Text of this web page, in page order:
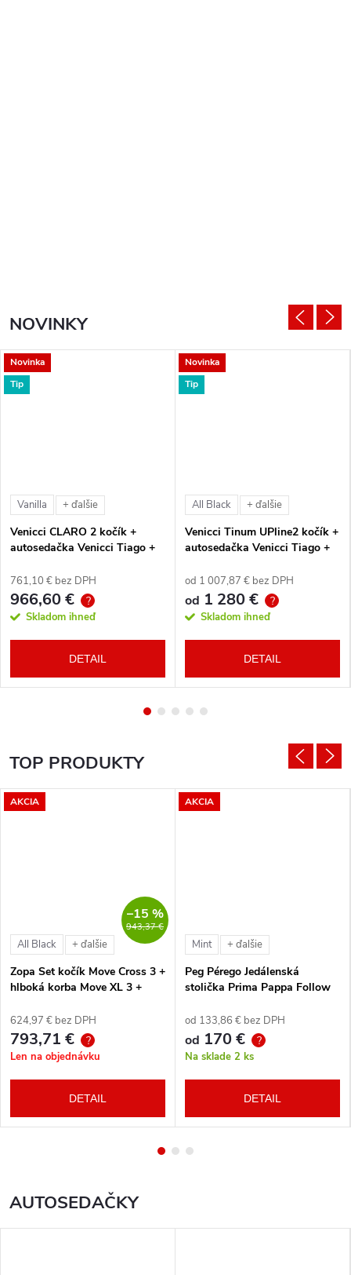
NOVINKY
Novinka
Tip
Vanilla + ďalšie
Venicci CLARO 2 kočík +
autosedačka Venicci Tiago +
761,10 € bez DPH
966,60 € ?
Skladom ihneď
DETAIL
Novinka
Tip
All Black + ďalšie
Venicci Tinum UPline2 kočík +
autosedačka Venicci Tiago +
od 1 007,87 € bez DPH
od 1 280 € ?
Skladom ihneď
DETAIL
TOP PRODUKTY
AKCIA
943,37 €
–15 %
All Black + ďalšie
Zopa Set kočík Move Cross 3 +
hlboká korba Move XL 3 +
vlastného výberu + báza
624,97 € bez DPH
793,71 € ?
Len na objednávku
DETAIL
AKCIA
Mint + ďalšie
Peg Pérego Jedálenská
stolička Prima Pappa Follow
od 133,86 € bez DPH
od 170 € ?
Na sklade 2 ks
DETAIL
AUTOSEDAČKY